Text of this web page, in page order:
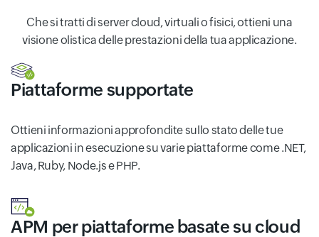
Che si tratti di server cloud, virtuali o fisici, ottieni una
visione olistica delle prestazioni della tua applicazione.
Piattaforme supportate
Ottieni informazioni approfondite sullo stato delle tue
applicazioni in esecuzione su varie piattaforme come .NET,
Java, Ruby, Node.js e PHP.
APM per piattaforme basate su cloud